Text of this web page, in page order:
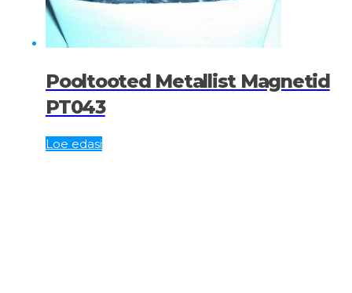
Pooltooted Metallist Magnetid
PT043
Loe edasi